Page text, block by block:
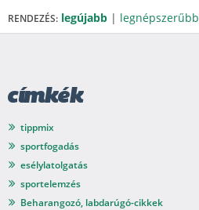
RENDEZÉS: legújabb | legnépszerűbb
címkék
tippmix
sportfogadás
esélylatolgatás
sportelemzés
Beharangozó, labdarúgó-cikkek